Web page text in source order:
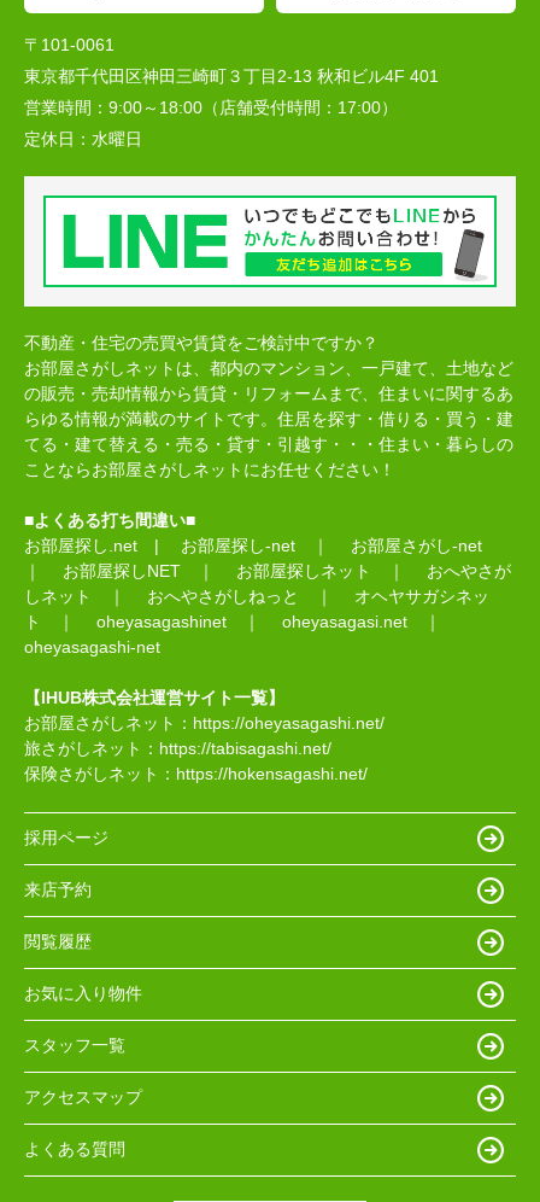
〒101-0061
東京都千代田区神田三崎町３丁目2-13 秋和ビル4F 401
営業時間： 9:00～18:00（店舗受付時間：17:00）
定休日： 水曜日
不動産・住宅の売買や賃貸をご検討中ですか？
お部屋さがしネットは、都内のマンション、一戸建て、土地など
の販売・売却情報から賃貸・リフォームまで、住まいに関するあ
らゆる情報が満載のサイトです。住居を探す・借りる・買う・建
てる・建て替える・売る・貸す・引越す・・・住まい・暮らしの
ことならお部屋さがしネットにお任せください！
■よくある打ち間違い■
お部屋探し.net | お部屋探し-net ｜ お部屋さがし-net
｜ お部屋探しNET ｜ お部屋探しネット ｜ おへやさが
しネット
｜ おへやさがしねっと ｜ オヘヤサガシネッ
ト
｜ oheyasagashinet ｜ oheyasagasi.net ｜
oheyasagashi-net
【IHUB株式会社運営サイト一覧】
お部屋さがしネット： https://oheyasagashi.net/
旅さがしネット： https://tabisagashi.net/
保険さがしネット： https://hokensagashi.net/
採用ページ
来店予約
閲覧履歴
お気に入り物件
スタッフ一覧
アクセスマップ
よくある質問